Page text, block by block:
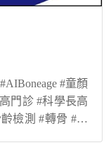
#童顏
門診 #科學長高
檢測 #轉骨 #登